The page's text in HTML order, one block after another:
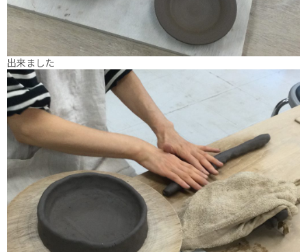
出来ました